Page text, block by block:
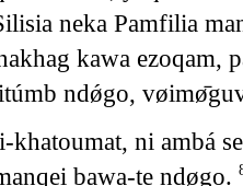
neka Pamfilia
kawa ezoqam,
ndǿgo,
ni ambá
bawa-te ndøgo.